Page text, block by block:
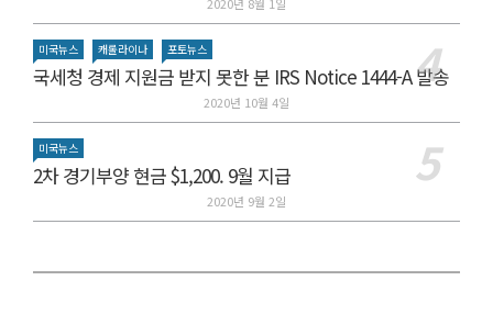
미국뉴스 캐롤라이나 포토뉴스
국세청 경제 지원금 받지 못한 분 IRS Notice 1444-A 발송
2020년 10월 4일
미국뉴스
2차 경기부양 현금 $1,200. 9월 지급
2020년 9월 2일